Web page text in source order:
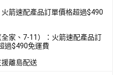
火箭速配產品訂單價格超過$490
全家、7-11）：火箭速配產品訂
過$490免運費
援離島配送